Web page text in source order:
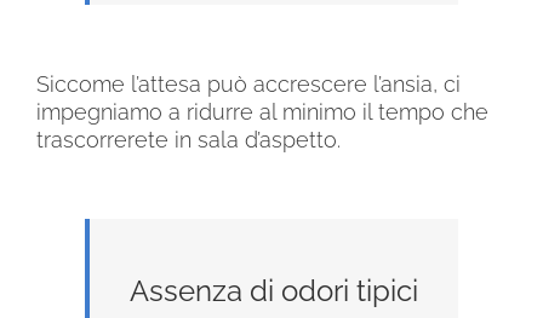
Siccome l’attesa può accrescere l’ansia, ci
impegniamo a ridurre al minimo il tempo che
trascorrerete in sala d’aspetto.
Assenza di odori tipici